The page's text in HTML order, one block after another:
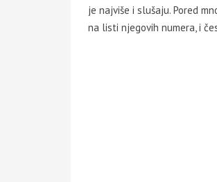
je najviše i slušaju. Pored
na listi njegovih numera, i